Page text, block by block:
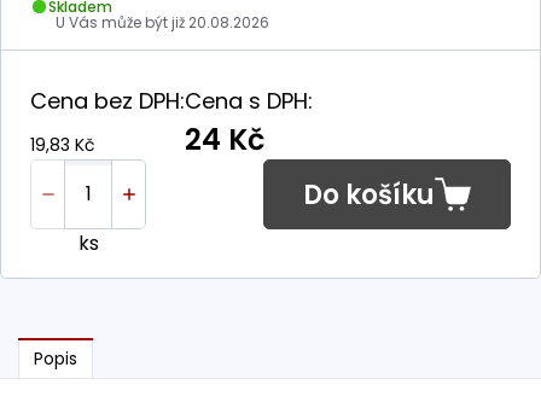
Skladem
U Vás může být již 20.08.2026
Cena bez DPH:
19,83 Kč
Cena s DPH:
24 Kč
ks
Do košíku
Popis